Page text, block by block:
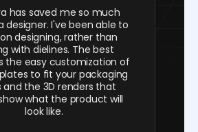
has saved me so much
designer. I've been able to
designing, rather than
with dielines. The best
the easy customization of
to fit your packaging
and the 3D renders that
what the product will
look like.